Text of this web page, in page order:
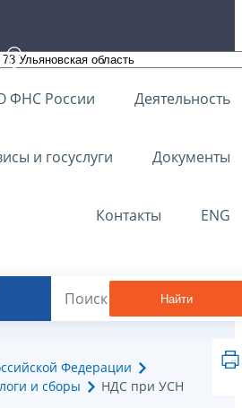
ФНС России Деятельность
и госуслуги Документы
Контакты ENG
Найти
Федерации
и сборы
НДС при УСН